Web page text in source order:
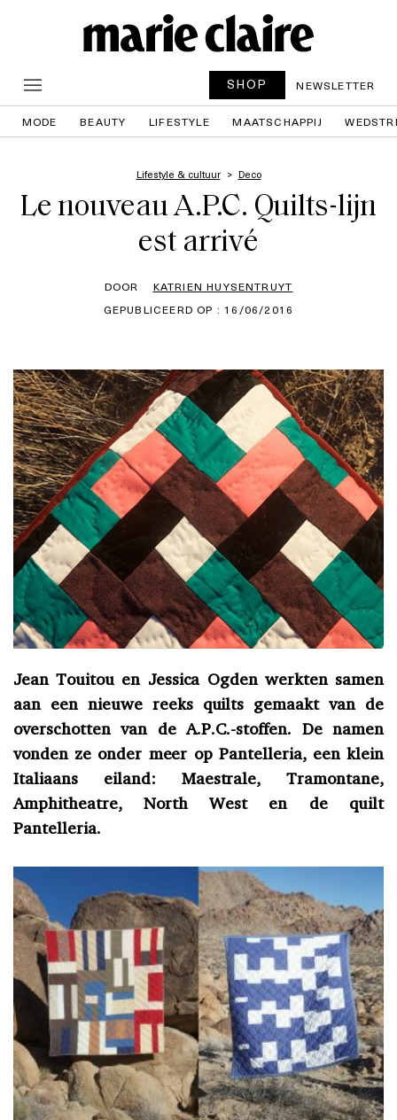
SHOP NEWSLETTER
MODE BEAUTY LIFESTYLE MAATSCHAPPIJ
Lifestyle & cultuur Deco
Le nouveau A.P.C. Quilts-lijn
est arrivé
DOOR
KATRIEN HUYSENTRUYT
GEPUBLICEERD OP : 16/06/2016
Jean Touitou en Jessica Ogden werkten samen
aan een nieuwe reeks quilts gemaakt van de
overschotten van de A.P.C.-stoffen. De namen
vonden ze onder meer op Pantelleria, een klein
Italiaans eiland: Maestrale, Tramontane,
Amphitheatre, North West en de quilt
Pantelleria.